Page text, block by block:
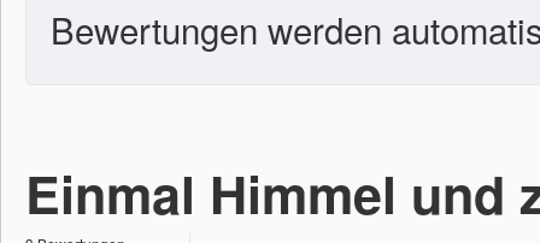
Bewertungen werden
Einmal Himmel und